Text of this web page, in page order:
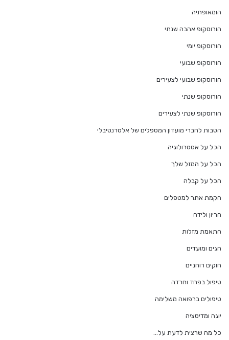
הומאופתיה
הורוסקופ אהבה שנתי
הורוסקופ יומי
הורוסקופ שבועי
הורוסקופ שבועי לצעירים
הורוסקופ שנתי
הורוסקופ שנתי לצעירים
הטבות לחברי מועדון המטפלים של אלטרנטיבלי
הכל על אסטרולוגיה
הכל על המזל שלך
הכל על קבלה
הקמת אתר למטפלים
הריון ולידה
התאמת מזלות
חגים ומועדים
חוקים רוחניים
טיפול בפחד וחרדה
טיפולים ברפואה משלימה
יוגה ומדיטציה
כל מה שרצית לדעת על…